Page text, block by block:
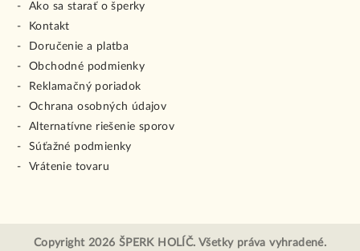
Ako sa starať o šperky
Kontakt
Doručenie a platba
Obchodné podmienky
Reklamačný poriadok
Ochrana osobných údajov
Alternatívne riešenie sporov
Súťažné podmienky
Vrátenie tovaru
Copyright 2026 ŠPERK HOLÍČ. Všetky práva vyhradené.